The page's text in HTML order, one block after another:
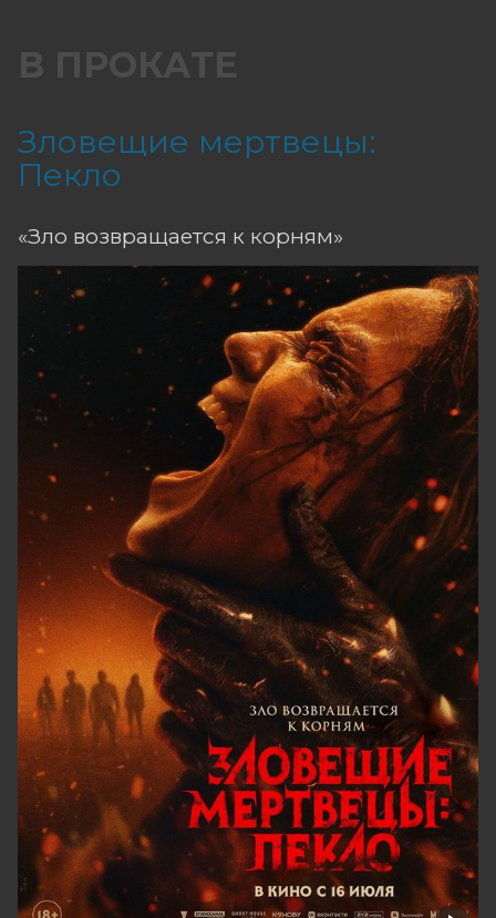
В ПРОКАТЕ
Зловещие мертвецы:
Пекло
«Зло возвращается к корням»